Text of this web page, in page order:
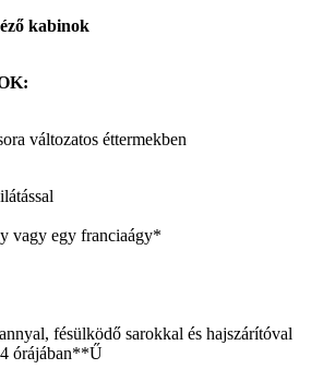
kabinok
változatos éttermekben
vagy egy franciaágy*
fésülködő sarokkal és hajszárítóval
órájában**Ű